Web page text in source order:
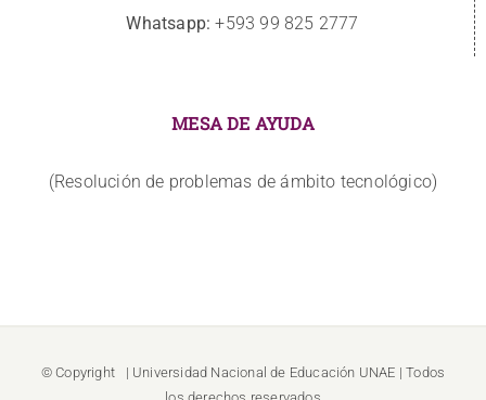
Whatsapp: +593 99 825 2777
MESA DE AYUDA
(Resolución de problemas de ámbito tecnológico)
© Copyright | Universidad Nacional de Educación UNAE | Todos